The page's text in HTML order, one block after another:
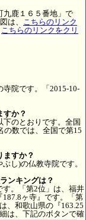
九鹿１６５番地」で
は、 こちらのリンク
こちらのリンクをクリ
寺院です。「2015-10-
すか？
下のとおりです。全国
の数では、全国で第15
ますか？
し)の仏教寺院です。
ンキングは？
す。「第2位」は、福井
ヶ寺』です。「第
、和歌山県の『163.25
は、下記のボタンで確